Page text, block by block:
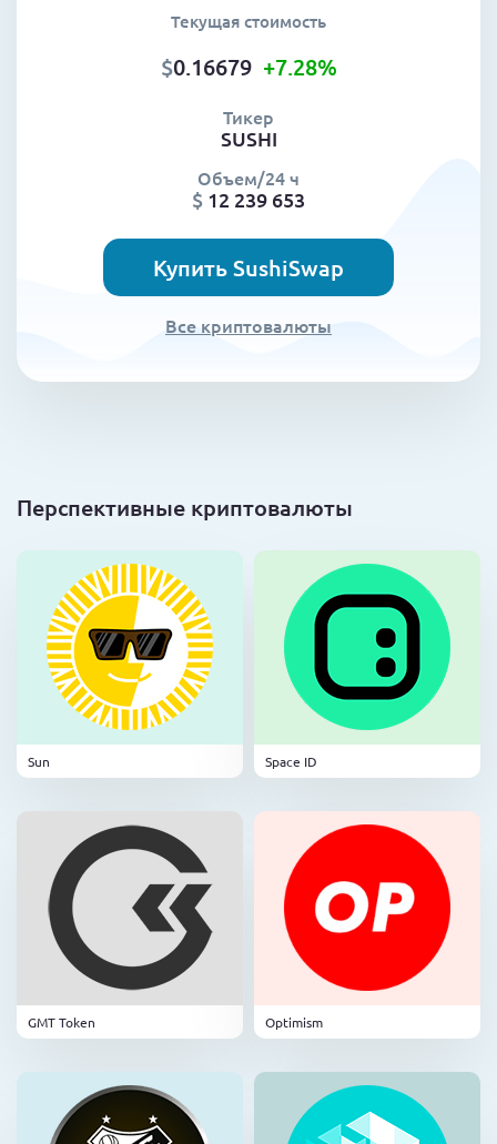
Текущая стоимость
$0.16679 +7.28%
Тикер
SUSHI
Объем/24 ч
$ 12 239 653
Купить SushiSwap
Все криптовалюты
Перспективные криптовалюты
Sun Space ID
GMT Token Optimism